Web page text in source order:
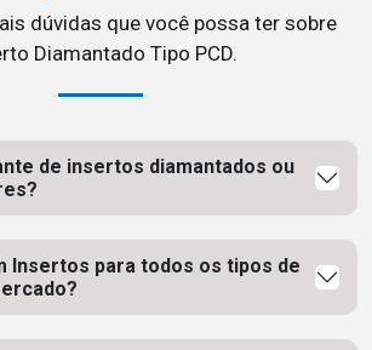
dúvidas que você possa ter sobre
Diamantado Tipo PCD.
de insertos diamantados ou
Insertos para todos os tipos de